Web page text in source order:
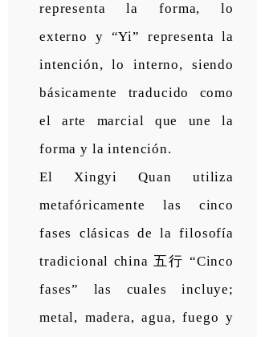
representa la forma, lo
externo y “Yi” representa la
intención, lo interno, siendo
básicamente traducido como
el arte marcial que une la
forma y la intención.
El Xingyi Quan utiliza
metafóricamente las cinco
fases clásicas de la filosofía
tradicional china 五行 “Cinco
fases” las cuales incluye;
metal, madera, agua, fuego y